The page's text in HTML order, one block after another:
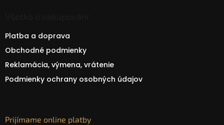
Platba a doprava
Obchodné podmienky
Reklamácia, výmena, vrátenie
Podmienky ochrany osobných údajov
Prijímame online platby